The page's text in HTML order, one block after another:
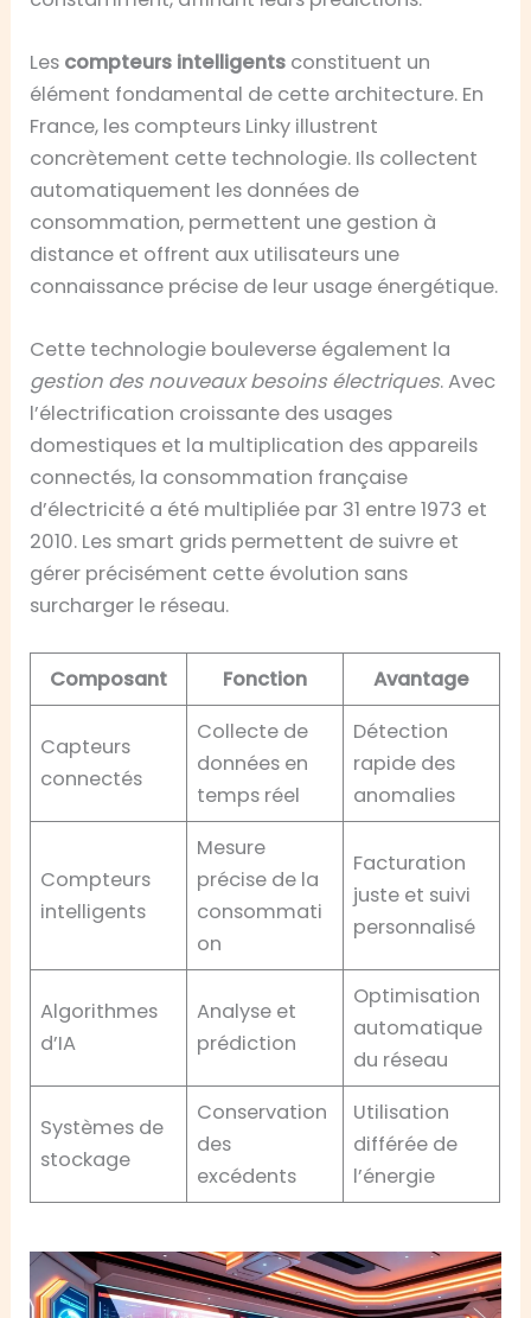
Les compteurs intelligents constituent un
élément fondamental de cette architecture. En
France, les compteurs Linky illustrent
concrètement cette technologie. Ils collectent
automatiquement les données de
consommation, permettent une gestion à
distance et offrent aux utilisateurs une
connaissance précise de leur usage énergétique.
Cette technologie bouleverse également la
gestion des nouveaux besoins électriques. Avec
l’électrification croissante des usages
domestiques et la multiplication des appareils
connectés, la consommation française
d’électricité a été multipliée par 31 entre 1973 et
2010. Les smart grids permettent de suivre et
gérer précisément cette évolution sans
surcharger le réseau.
Composant Fonction Avantage
Capteurs
connectés
Collecte de
données en
temps réel
Détection
rapide des
anomalies
Compteurs
intelligents
Mesure
précise de la
consommati
on
Facturation
juste et suivi
personnalisé
Algorithmes
d’IA
Analyse et
prédiction
Optimisation
automatique
du réseau
Systèmes de
stockage
Conservation
des
excédents
Utilisation
différée de
l’énergie